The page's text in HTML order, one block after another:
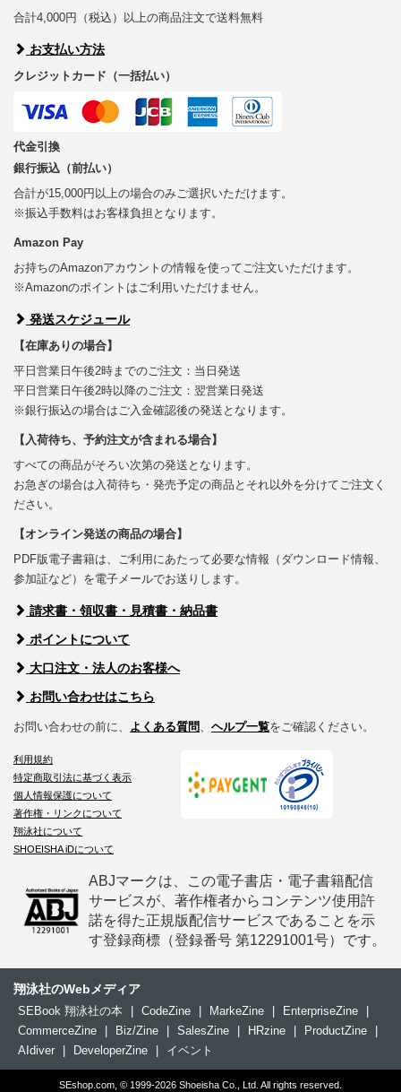
合計4,000円（税込）以上の商品注文で送料無料
お支払い方法
クレジットカード（一括払い）
代金引換
銀行振込（前払い）
合計が15,000円以上の場合のみご選択いただけます。
※振込手数料はお客様負担となります。
Amazon Pay
お持ちのAmazonアカウントの情報を使ってご注文いただけます。
※Amazonのポイントはご利用いただけません。
発送スケジュール
【在庫ありの場合】
平日営業日午後2時までのご注文：当日発送
平日営業日午後2時以降のご注文：翌営業日発送
※銀行振込の場合はご入金確認後の発送となります。
【入荷待ち、予約注文が含まれる場合】
すべての商品がそろい次第の発送となります。
お急ぎの場合は入荷待ち・発売予定の商品とそれ以外を分けてご注文く
ださい。
【オンライン発送の商品の場合】
PDF版電子書籍は、ご利用にあたって必要な情報（ダウンロード情報、
参加証など）を電子メールでお送りします。
請求書・領収書・見積書・納品書
ポイントについて
大口注文・法人のお客様へ
お問い合わせはこちら
お問い合わせの前に、 よくある質問、 ヘルプ一覧をご確認ください。
利用規約
特定商取引法に基づく表示
個人情報保護について
著作権・リンクについて
翔泳社について
SHOEISHA iDについて
ABJマークは、この電子書店・電子書籍配信
サービスが、著作権者からコンテンツ使用許
諾を得た正規版配信サービスであることを示
す登録商標（登録番号 第12291001号）です。
翔泳社のWebメディア
SEBook 翔泳社の本 CodeZine MarkeZine EnterpriseZine
CommerceZine
Biz/Zine SalesZine HRzine ProductZine
AIdiver
DeveloperZine イベント
SEshop.com, © 1999-2026 Shoeisha Co., Ltd. All rights reserved.